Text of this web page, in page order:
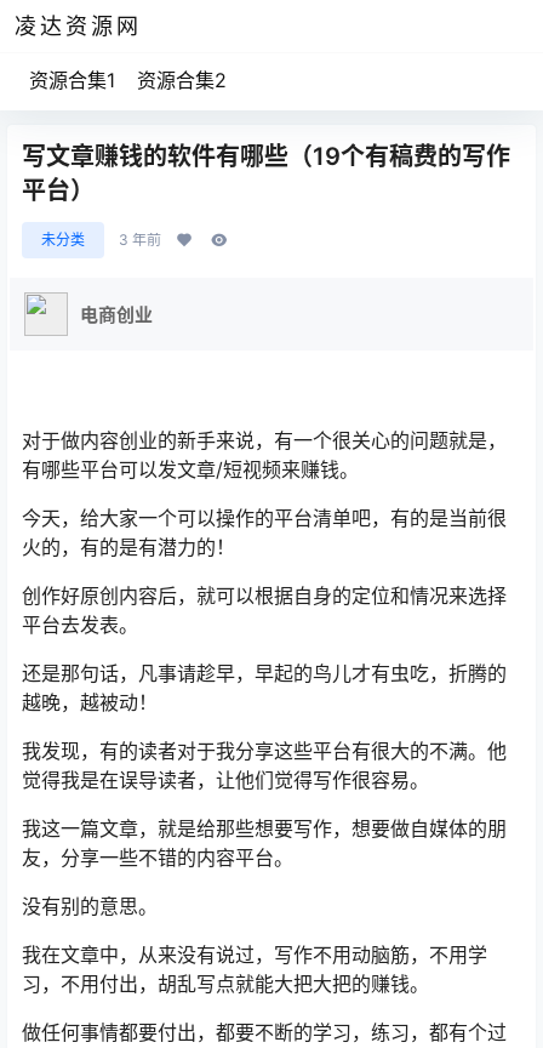
凌达资源网
资源合集1 资源合集2
写文章赚钱的软件有哪些（19个有稿费的写作
平台）
未分类 3 年前
电商创业
对于做内容创业的新手来说，有一个很关心的问题就是，
有哪些平台可以发文章/短视频来赚钱。
今天，给大家一个可以操作的平台清单吧，有的是当前很
火的，有的是有潜力的！
创作好原创内容后，就可以根据自身的定位和情况来选择
平台去发表。
还是那句话，凡事请趁早，早起的鸟儿才有虫吃，折腾的
越晚，越被动！
我发现，有的读者对于我分享这些平台有很大的不满。他
觉得我是在误导读者，让他们觉得写作很容易。
我这一篇文章，就是给那些想要写作，想要做自媒体的朋
友，分享一些不错的内容平台。
没有别的意思。
我在文章中，从来没有说过，写作不用动脑筋，不用学
习，不用付出，胡乱写点就能大把大把的赚钱。
做任何事情都要付出，都要不断的学习，练习，都有个过